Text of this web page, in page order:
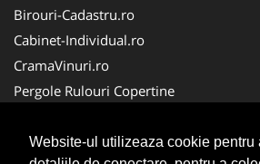
Website-ul utilizeaza cookie pentru
Birouri-Cadastru.ro
Cabinet-Individual.ro
CramaVinuri.ro
Pergole Rulouri Copertine
Cardiologul.ro